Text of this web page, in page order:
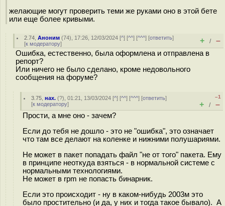
желающие могут проверить теми же руками оно в этой бете
или еще более кривыми.
2.74 ,Аноним (74), 17:26, 12/03/2024 [^] [^^] [^^^] [ответить]
[к модератору] + / –
Ошибка, естественно, была оформлена и отправлена в
репорт?
Или ничего не было сделано, кроме недовольного
сообщения на форуме?
3.75 ,нах. (?), 01:21, 13/03/2024 [^] [^^] [^^^] [ответить]
[к модератору]
–1
+ / –
Прости, а мне оно - зачем?
Если до тебя не дошло - это не "ошибка", это означает
что там все делают на коленке и нижними полушариями.
Не может в пакет попадать файл "не от того" пакета. Ему
в принципе неоткуда взяться - в нормальной системе с
нормальными технологиями.
Не может в rpm не попасть бинарник.
Если это происходит - ну в каком-нибудь 2003м это
было простительно (и да, у них и тогда такое бывало). А